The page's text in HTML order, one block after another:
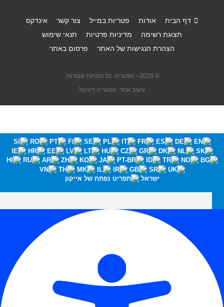
דף הבית אודות פטריות במייל צור קשר
אינדקס
תצוגת רשימה
מדיניות פרטיות
תנאי שימוש
הצהרת הנגישות של האתר
פרסום באתר
© 2026 - הפטריה. כל הזכויות שמורות.
עיצוב אתר: הפטריה דיגיטל
ישראל